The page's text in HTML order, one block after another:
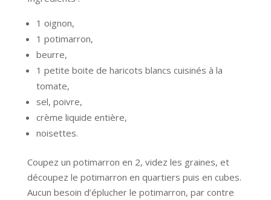
1 oignon,
1 potimarron,
beurre,
1 petite boite de haricots blancs cuisinés à la
tomate,
sel, poivre,
crème liquide entière,
noisettes.
Coupez un potimarron en 2, videz les graines, et
découpez le potimarron en quartiers puis en cubes.
Aucun besoin d’éplucher le potimarron, par contre